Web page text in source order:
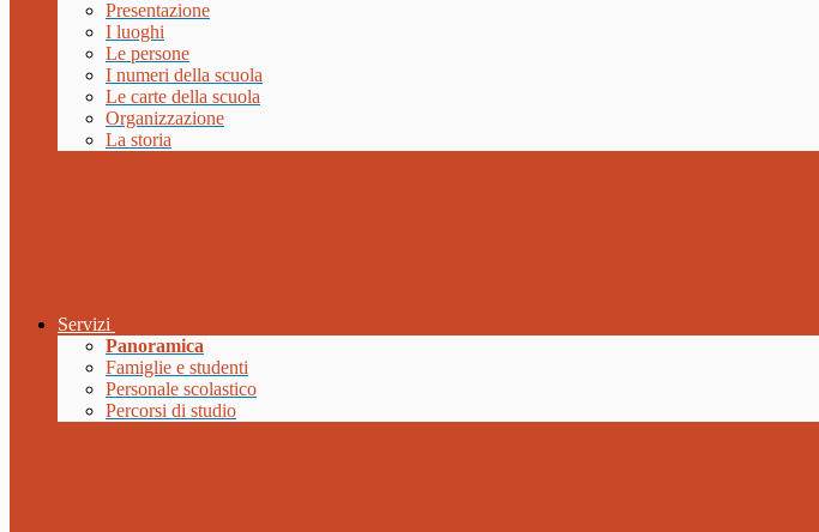
Presentazione
I luoghi
Le persone
I numeri della scuola
Le carte della scuola
Organizzazione
La storia
Servizi
Panoramica
Famiglie e studenti
Personale scolastico
Percorsi di studio